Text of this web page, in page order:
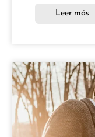
Leer más